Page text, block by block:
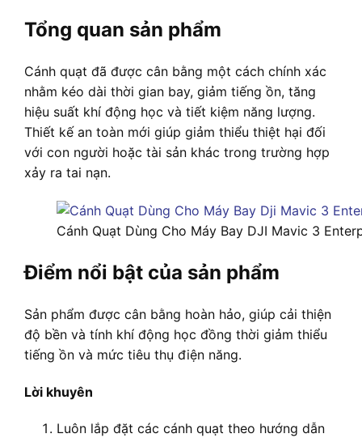
Tổng quan sản phẩm
Cánh quạt đã được cân bằng một cách chính xác
nhằm kéo dài thời gian bay, giảm tiếng ồn, tăng
hiệu suất khí động học và tiết kiệm năng lượng.
Thiết kế an toàn mới giúp giảm thiểu thiệt hại đối
với con người hoặc tài sản khác trong trường hợp
xảy ra tai nạn.
Cánh Quạt Dùng Cho Máy Bay DJI Mavic 3
Điểm nổi bật của sản phẩm
Sản phẩm được cân bằng hoàn hảo, giúp cải thiện
độ bền và tính khí động học đồng thời giảm thiểu
tiếng ồn và mức tiêu thụ điện năng.
Lời khuyên
Luôn lắp đặt các cánh quạt theo hướng dẫn